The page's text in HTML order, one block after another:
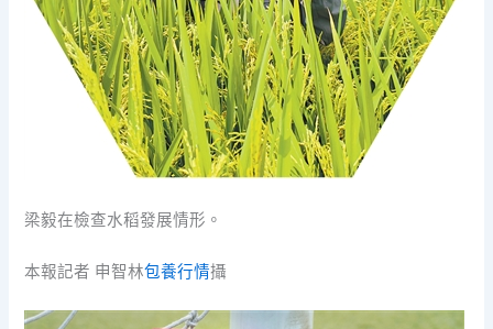
梁毅在檢查水稻發展情形。
本報記者 申智林包養行情攝